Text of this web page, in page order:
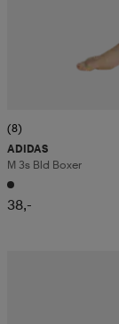
(8)
ADIDAS
M 3s Bld Boxer
38,-